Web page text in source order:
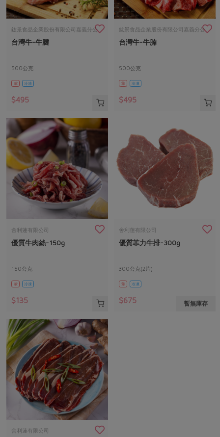
鈜景食品企業股份有限公司嘉義分公
司
台灣牛-牛腱
500公克
葷 冷凍
$495
鈜景食品企業股份有限公司嘉義分公
司
台灣牛-牛腩
500公克
葷 冷凍
$495
舍利蓮有限公司
優質牛肉絲-150g
150公克
葷 冷凍
$135
舍利蓮有限公司
優質菲力牛排-300g
300公克(2片)
葷 冷凍
$675 暫無庫存
舍利蓮有限公司